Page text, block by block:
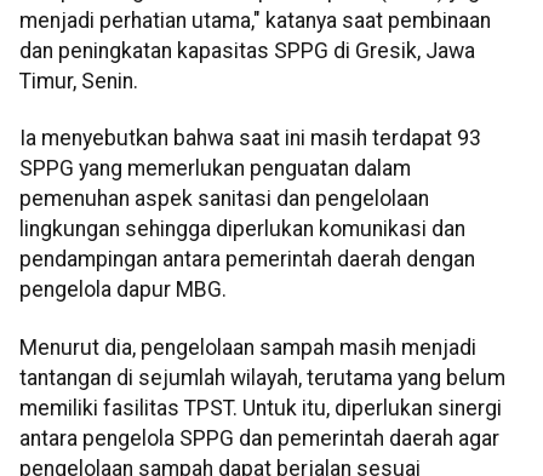
menjadi perhatian utama," katanya saat pembinaan
dan peningkatan kapasitas SPPG di Gresik, Jawa
Timur, Senin.
Ia menyebutkan bahwa saat ini masih terdapat 93
SPPG yang memerlukan penguatan dalam
pemenuhan aspek sanitasi dan pengelolaan
lingkungan sehingga diperlukan komunikasi dan
pendampingan antara pemerintah daerah dengan
pengelola dapur MBG.
Menurut dia, pengelolaan sampah masih menjadi
tantangan di sejumlah wilayah, terutama yang belum
memiliki fasilitas TPST. Untuk itu, diperlukan sinergi
antara pengelola SPPG dan pemerintah daerah agar
pengelolaan sampah dapat berjalan sesuai